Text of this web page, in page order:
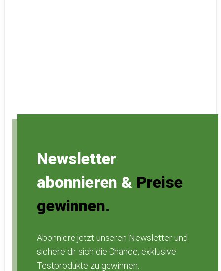
Newsletter
abonnieren & Preise
gewinnen.
Abonniere jetzt unseren Newsletter und
sichere dir sich die Chance, exklusive
Testprodukte zu gewinnen.